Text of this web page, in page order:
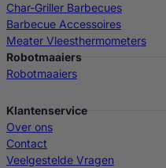
Char-Griller Barbecues
Barbecue Accessoires
Meater Vleesthermometers
Robotmaaiers
Robotmaaiers
Klantenservice
Over ons
Contact
Veelgestelde Vragen